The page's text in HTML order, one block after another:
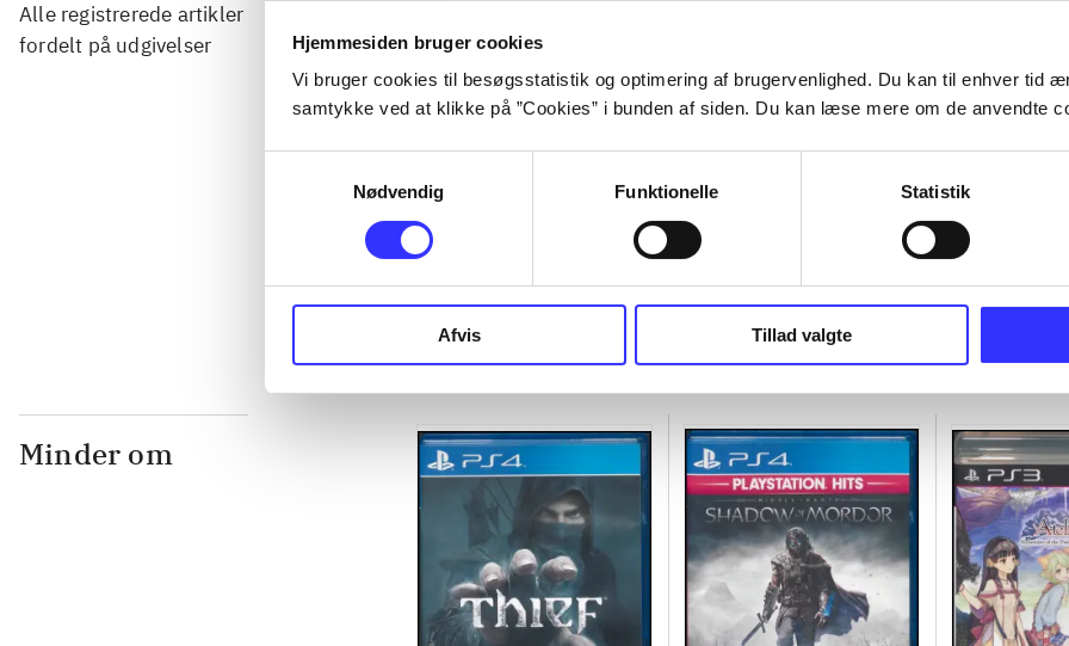
Hjemmesiden bruger cookies
Vi bruger cookies til besøgsstatistik og optimering af brugervenlighed. Du kan til enhver tid
samtykke ved at klikke på ”Cookies” i bunden af siden. Du kan læse mere om de anvendte
Nødvendig
Funktionelle Statistik
Afvis Tillad valgte
Alle registrerede artikler
fordelt på udgivelser
...
...
...
Minder om